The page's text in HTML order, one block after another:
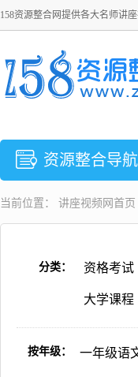
158资源整合网提供各大名师讲
资源整合导航
当前位置： 讲座视频 网首页
分类： 资格考试
大学课程
按年级： 一年级语